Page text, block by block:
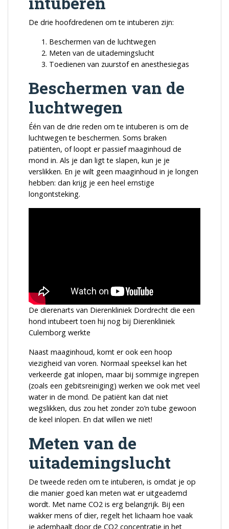
De drie hoofdredenen om te intuberen zijn:
Beschermen van de luchtwegen
Meten van de uitademingslucht
Toedienen van zuurstof en anesthesiegas
Beschermen van de
luchtwegen
Één van de drie reden om te intuberen is om de
luchtwegen te beschermen. Soms braken
patiënten, of loopt er passief maaginhoud de
mond in. Als je dan ligt te slapen, kun je je
verslikken. En je wilt geen maaginhoud in je longen
hebben: dan krijg je een heel ernstige
longontsteking.
De dierenarts van Dierenkliniek Dordrecht die een
hond intubeert toen hij nog bij Dierenkliniek
Culemborg werkte
Naast maaginhoud, komt er ook een hoop
viezigheid van voren. Normaal speeksel kan het
verkeerde gat inlopen, maar bij sommige ingrepen
(zoals een gebitsreiniging) werken we ook met veel
water in de mond. De patiënt kan dat niet
wegslikken, dus zou het zonder zo’n tube gewoon
de keel inlopen. En dat willen we niet!
Meten van de
uitademingslucht
De tweede reden om te intuberen, is omdat je op
die manier goed kan meten wat er uitgeademd
wordt. Met name CO2 is erg belangrijk. Bij een
wakker mens of dier, regelt het lichaam hoe vaak
je ademhaalt door de CO2 concentratie in het